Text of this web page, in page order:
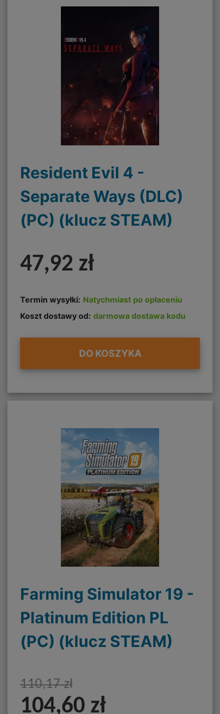
Resident Evil 4 -
Separate Ways (DLC)
(PC) (klucz STEAM)
47,92 zł
Termin wysyłki: Natychmiast po opłaceniu
Koszt dostawy od: darmowa dostawa kodu
DO KOSZYKA
Farming Simulator 19 -
Platinum Edition PL
(PC) (klucz STEAM)
110,17 zł
104,60 zł